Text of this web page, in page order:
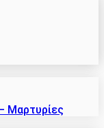
Μαρτυρίες